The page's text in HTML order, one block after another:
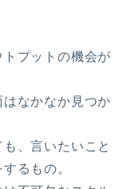
プットの機会が
なかなか見つか
、言いたいこと
るもの。